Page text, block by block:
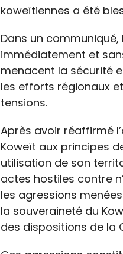
koweïtiennes a été
Dans un communiqué,
immédiatement et
menacent la sécurité
les efforts régionaux
tensions.
Après avoir réaffirmé
Koweït aux principes
utilisation de son
actes hostiles contre
les agressions
la souveraineté du
des dispositions de la